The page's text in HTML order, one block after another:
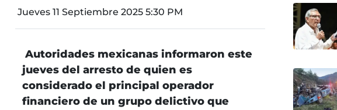
Jueves 11 Septiembre 2025 5:30 PM
Autoridades mexicanas informaron este
jueves del arresto de quien es
considerado el principal operador
financiero de un grupo delictivo que